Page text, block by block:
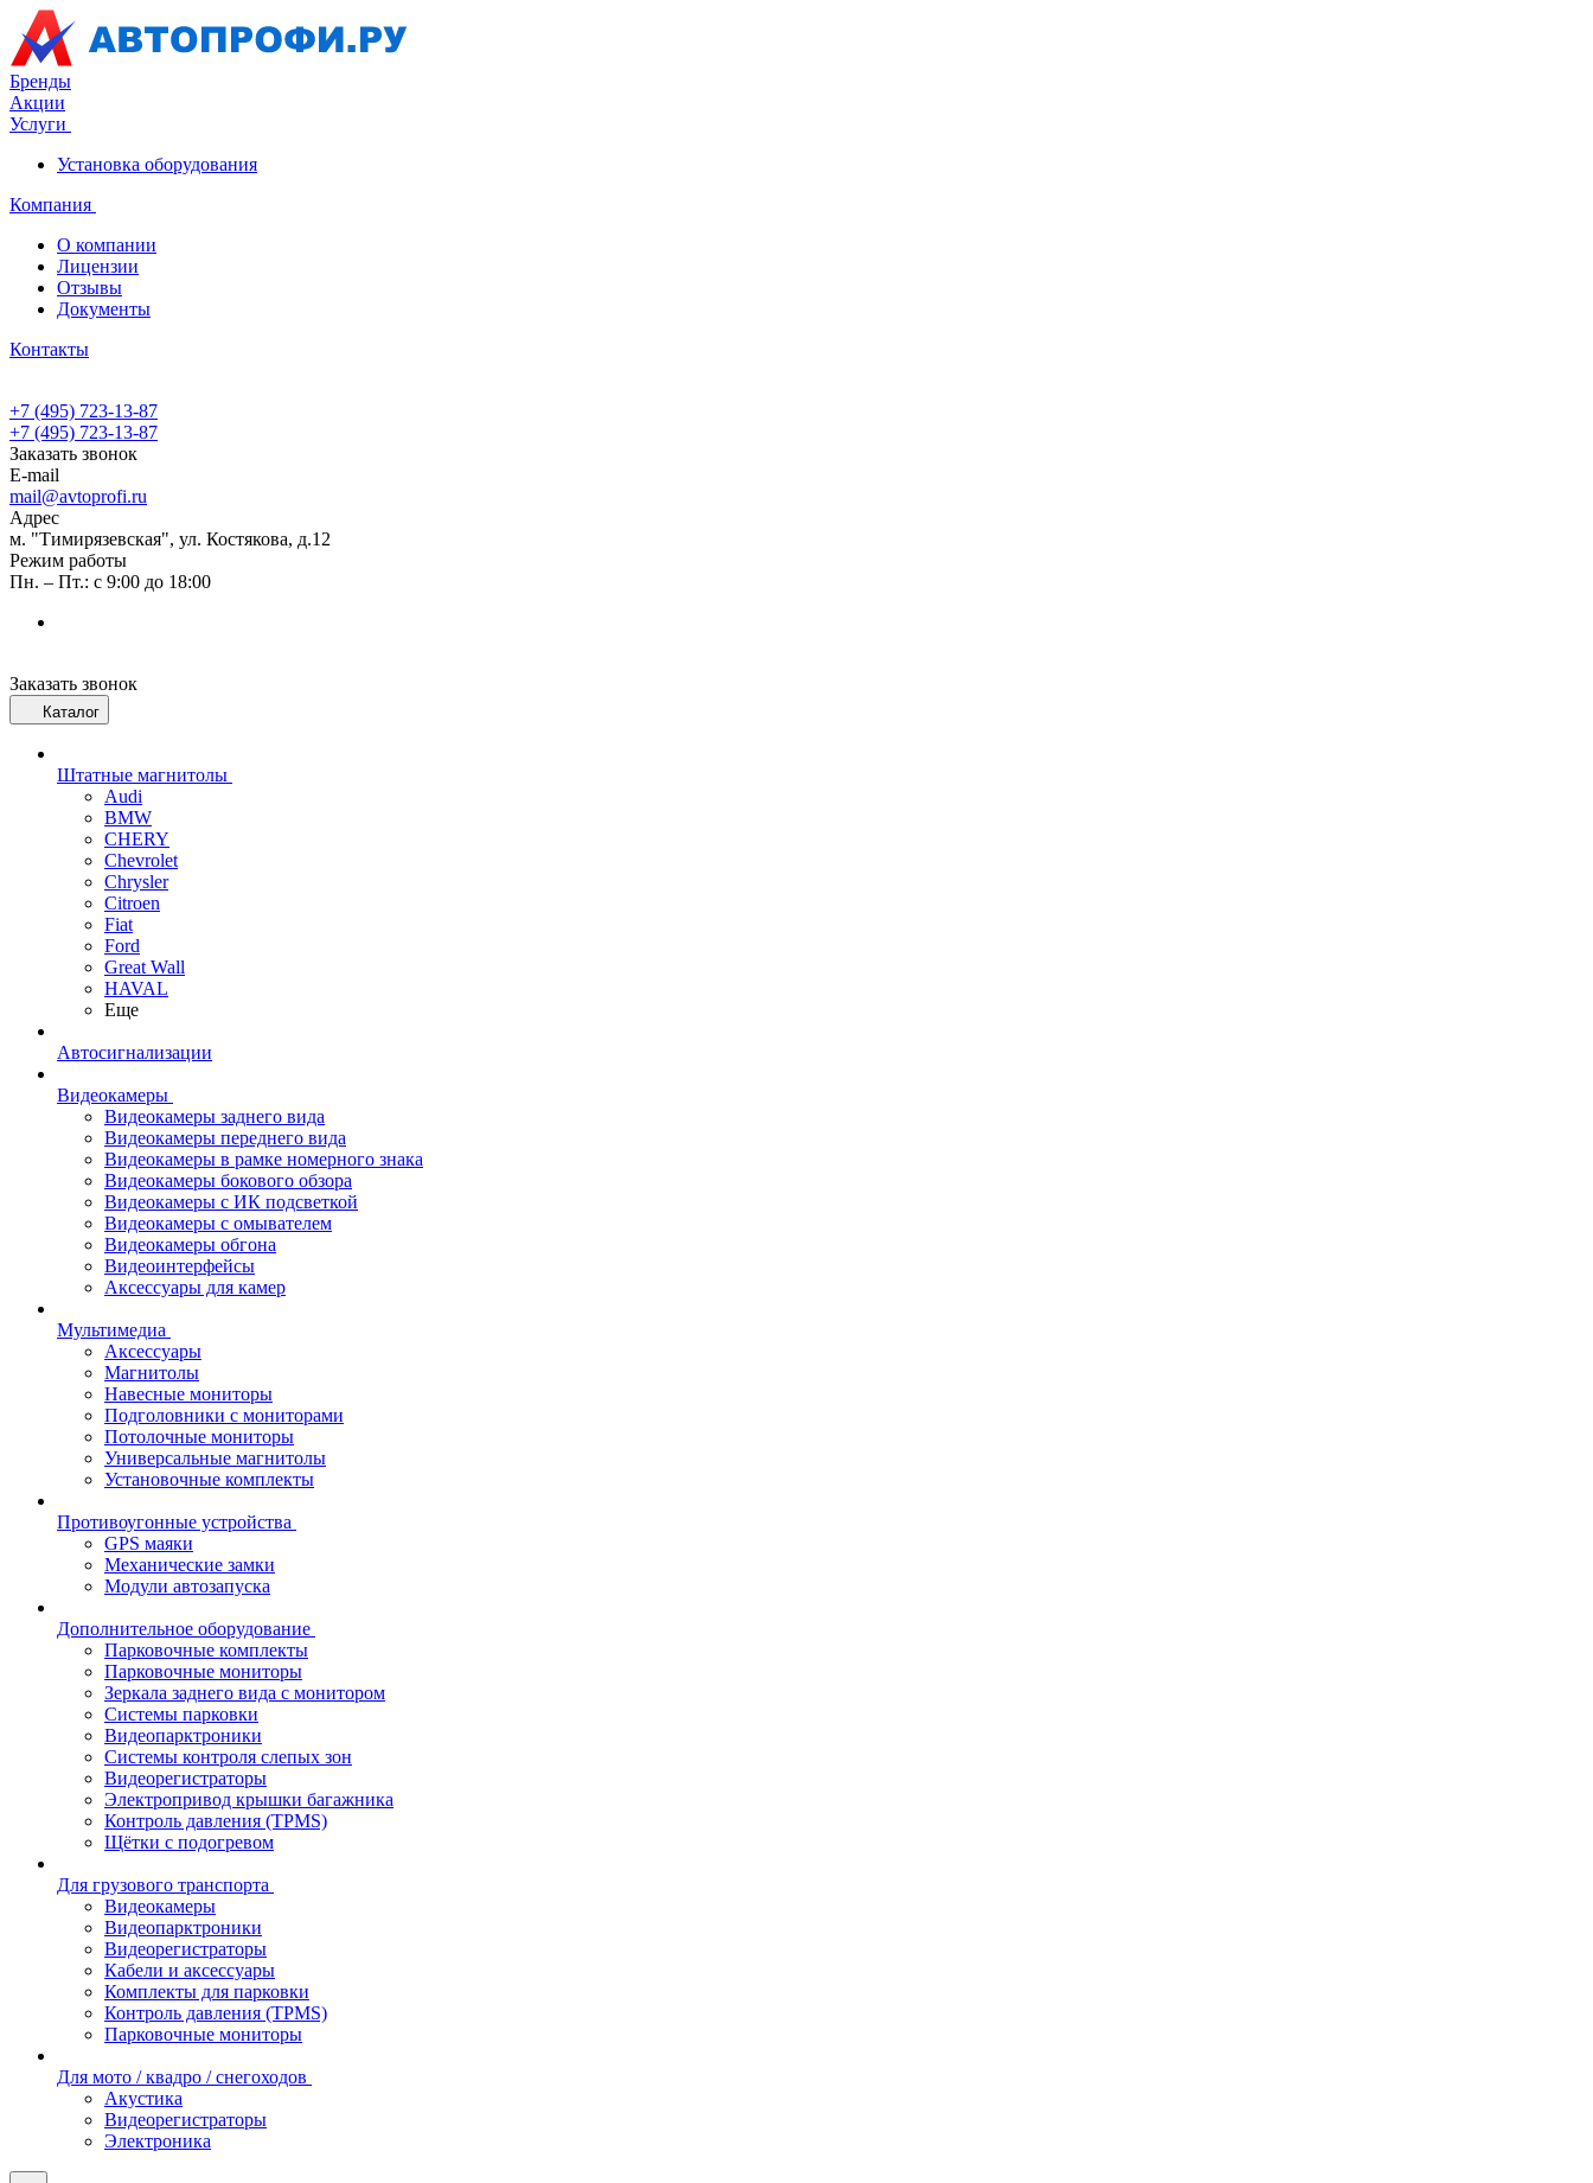
Бренды
Акции
Услуги
Установка оборудования
Компания
О компании
Лицензии
Отзывы
Документы
Контакты
+7 (495) 723-13-87
+7 (495) 723-13-87
Заказать звонок
E-mail
mail@avtoprofi.ru
Адрес
м. "Тимирязевская", ул. Костякова, д.12
Режим работы
Пн. – Пт.: с 9:00 до 18:00
Заказать звонок
Каталог
Штатные магнитолы
Audi
BMW
CHERY
Chevrolet
Chrysler
Citroen
Fiat
Ford
Great Wall
HAVAL
Еще
Автосигнализации
Видеокамеры
Видеокамеры заднего вида
Видеокамеры переднего вида
Видеокамеры в рамке номерного знака
Видеокамеры бокового обзора
Видеокамеры с ИК подсветкой
Видеокамеры с омывателем
Видеокамеры обгона
Видеоинтерфейсы
Аксессуары для камер
Мультимедиа
Аксессуары
Магнитолы
Навесные мониторы
Подголовники с мониторами
Потолочные мониторы
Универсальные магнитолы
Установочные комплекты
Противоугонные устройства
GPS маяки
Механические замки
Модули автозапуска
Дополнительное оборудование
Парковочные комплекты
Парковочные мониторы
Зеркала заднего вида с монитором
Системы парковки
Видеопарктроники
Системы контроля слепых зон
Видеорегистраторы
Электропривод крышки багажника
Контроль давления (TPMS)
Щётки с подогревом
Для грузового транспорта
Видеокамеры
Видеопарктроники
Видеорегистраторы
Кабели и аксессуары
Комплекты для парковки
Контроль давления (TPMS)
Парковочные мониторы
Для мото / квадро / снегоходов
Акустика
Видеорегистраторы
Электроника